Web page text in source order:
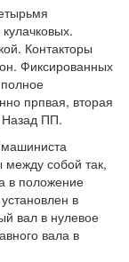
Контакторы
Фиксированных
прпвая, вторая
Назад ПП.
собой так,
в положение
в
вал в нулевое
вала в